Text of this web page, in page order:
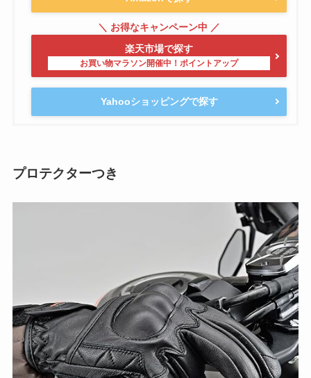
楽天市場で探す
Yahooショッピングで探す
プロテクターつき